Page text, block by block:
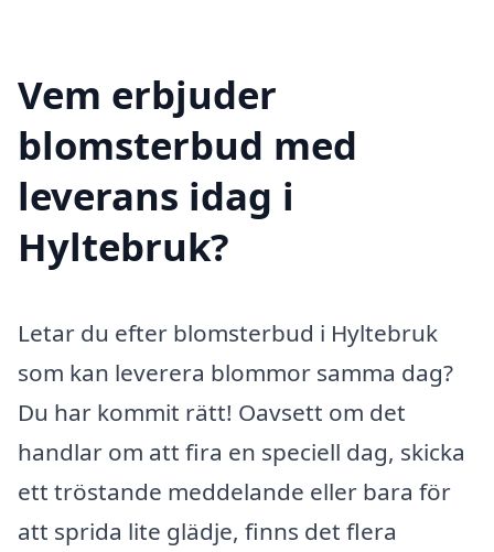
Vem erbjuder
blomsterbud med
leverans idag i
Hyltebruk?
Letar du efter blomsterbud i Hyltebruk
som kan leverera blommor samma dag?
Du har kommit rätt! Oavsett om det
handlar om att fira en speciell dag, skicka
ett tröstande meddelande eller bara för
att sprida lite glädje, finns det flera